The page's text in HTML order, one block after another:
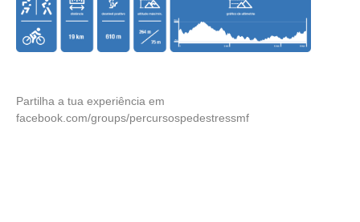
Partilha a tua experiência em
facebook.com/groups/percursospedestressmf